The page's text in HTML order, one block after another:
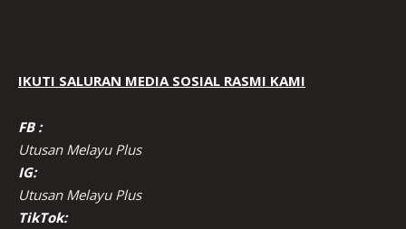
IKUTI SALURAN MEDIA SOSIAL RASMI KAMI
FB :
Utusan Melayu Plus
IG:
Utusan Melayu Plus
TikTok: